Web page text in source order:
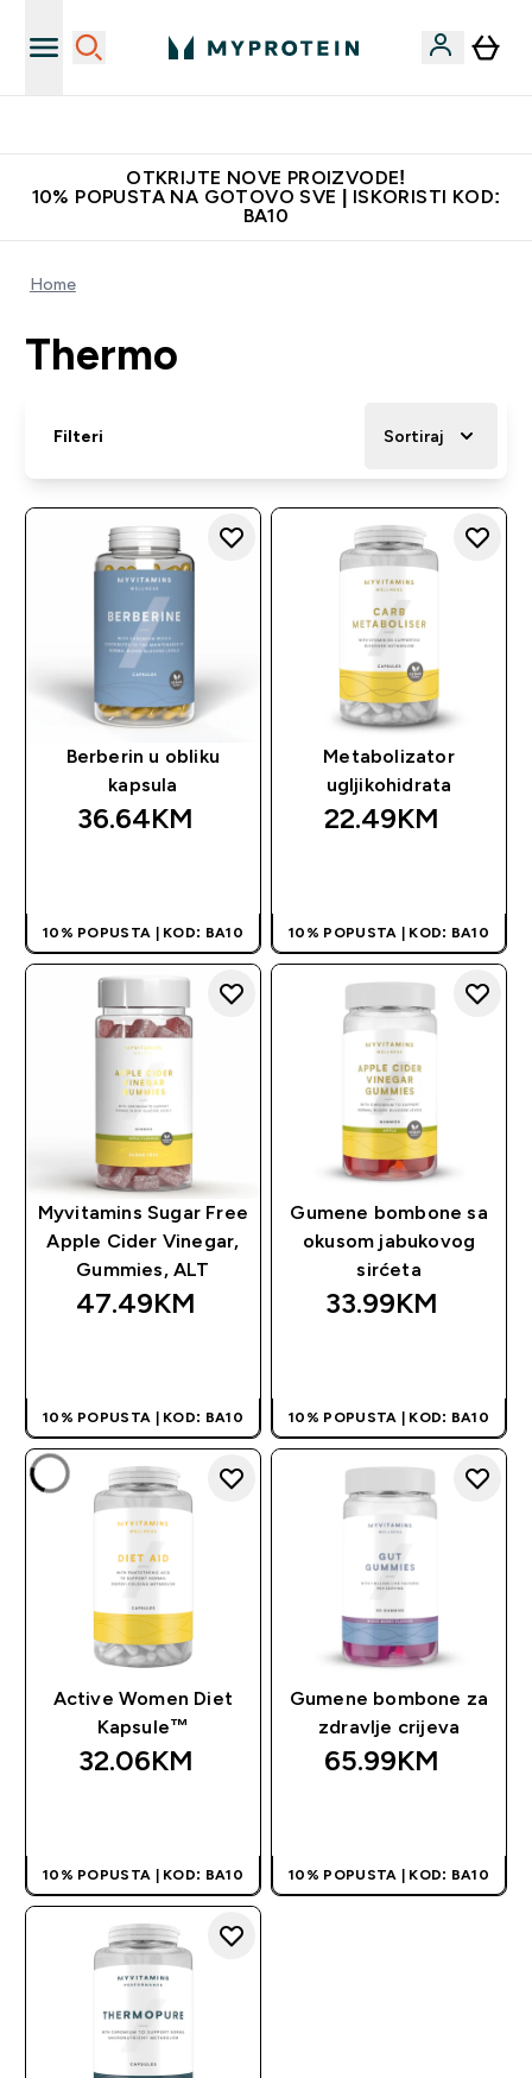
OTKRIJTE NOVE PROIZVODE!
10% POPUSTA NA GOTOVO SVE | ISKORISTI KOD:
BA10
Home
Thermo
Filteri Sortiraj
Berberin u obliku
kapsula
36.64KM‎
10% POPUSTA | KOD: BA10
Metabolizator
ugljikohidrata
22.49KM‎
10% POPUSTA | KOD: BA10
Myvitamins Sugar Free
Apple Cider Vinegar,
Gummies, ALT
47.49KM‎
10% POPUSTA | KOD: BA10
Gumene bombone sa
okusom jabukovog
sirćeta
33.99KM‎
10% POPUSTA | KOD: BA10
Active Women Diet
Kapsule™
32.06KM‎
10% POPUSTA | KOD: BA10
Gumene bombone za
zdravlje crijeva
65.99KM‎
10% POPUSTA | KOD: BA10